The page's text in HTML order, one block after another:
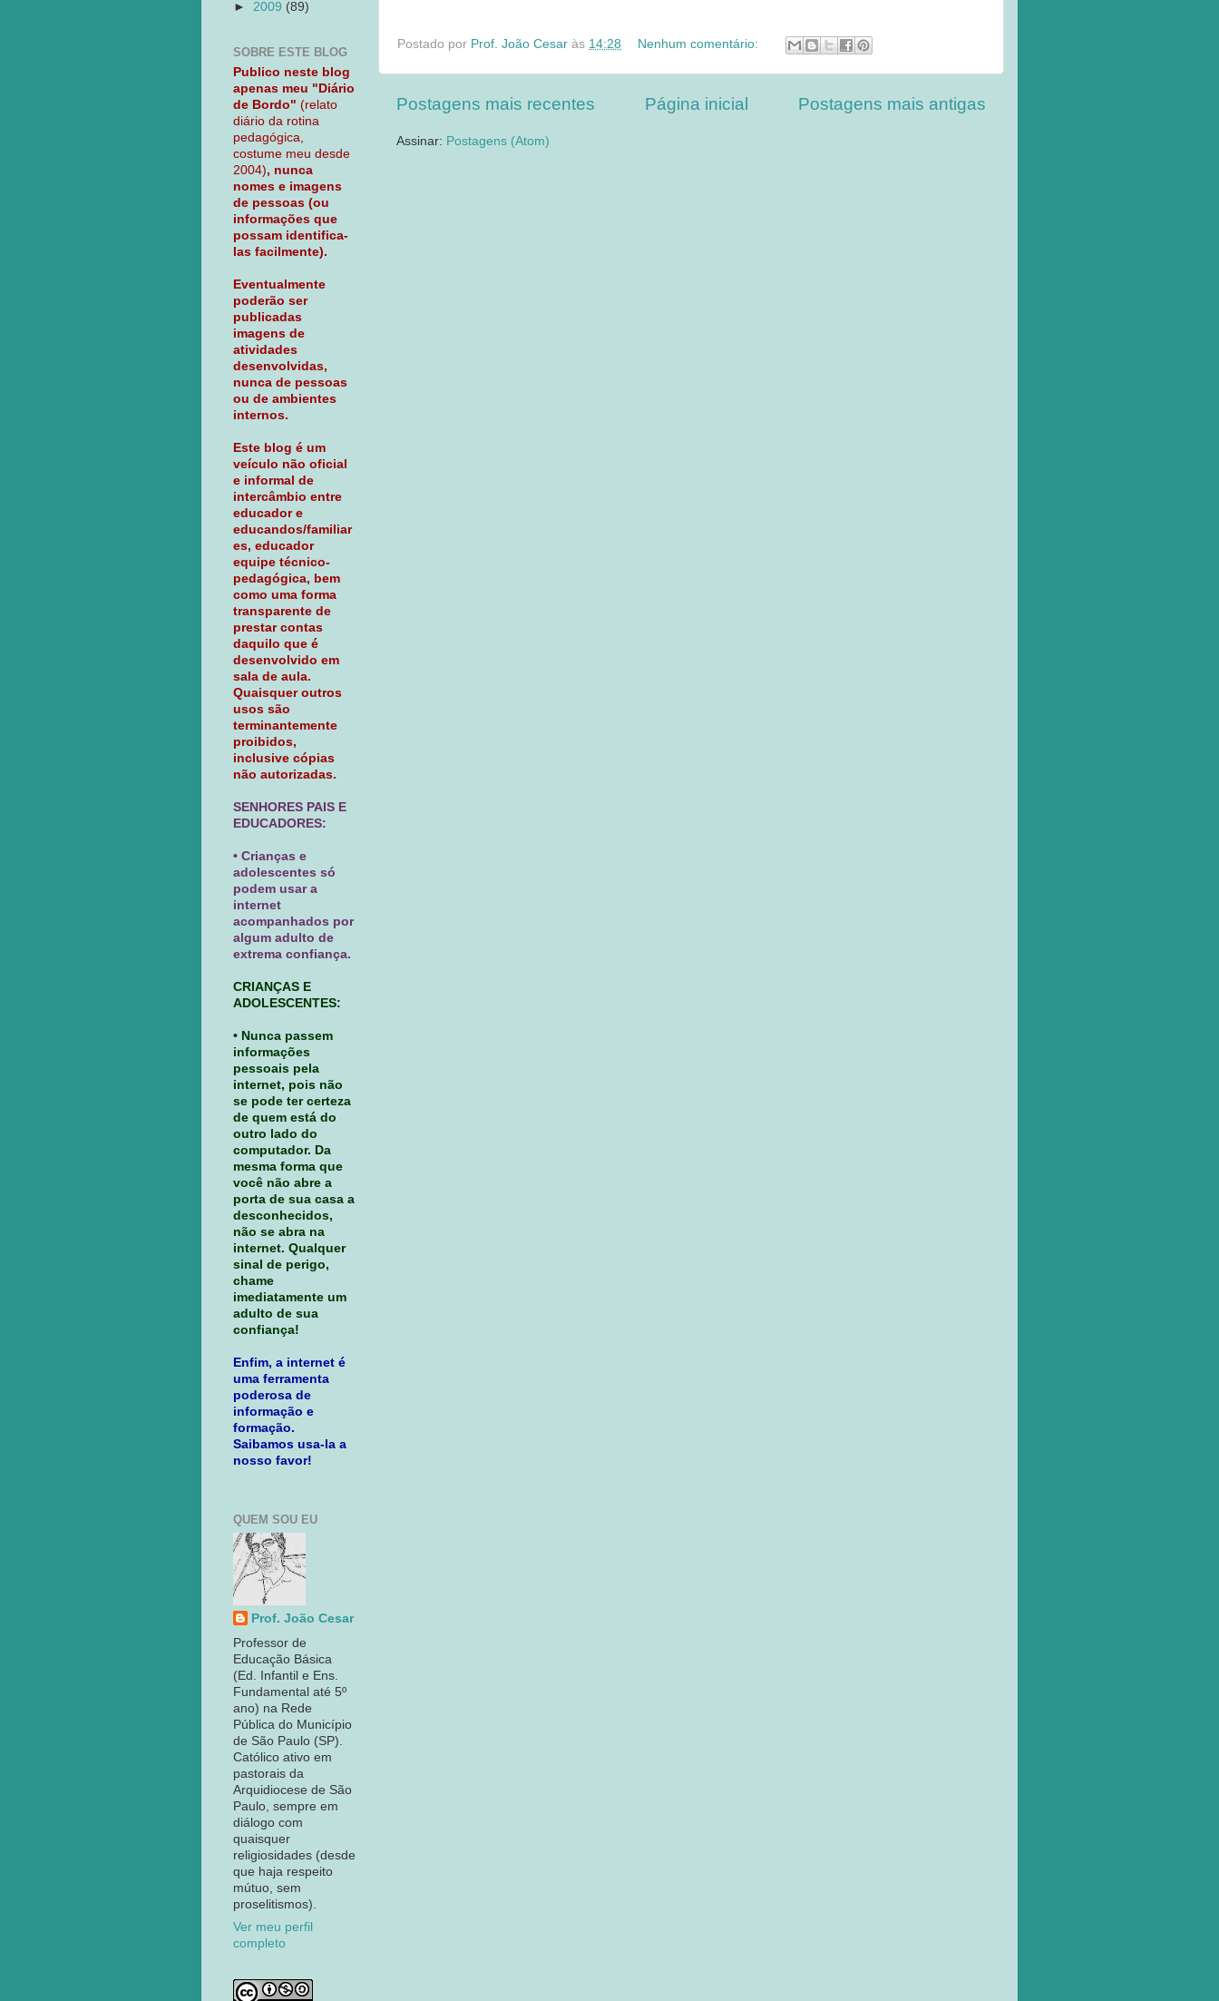
Postado por Prof. João Cesar às 14:28 Nenhum comentário:
Postagens mais recentes Postagens mais antigas
Página inicial
Assinar: Postagens (Atom)
► 2009 (89)
SOBRE ESTE BLOG
Publico neste blog
apenas meu "Diário
de Bordo" (relato
diário da rotina
pedagógica,
costume meu desde
2004), nunca
nomes e imagens
de pessoas (ou
informações que
possam identifica-
las facilmente).
Eventualmente
poderão ser
publicadas
imagens de
atividades
desenvolvidas,
nunca de pessoas
ou de ambientes
internos.
Este blog é um
veículo não oficial
e informal de
intercâmbio entre
educador e
educandos/familiar
es, educador
equipe técnico-
pedagógica, bem
como uma forma
transparente de
prestar contas
daquilo que é
desenvolvido em
sala de aula.
Quaisquer outros
usos são
terminantemente
proibidos,
inclusive cópias
não autorizadas.
SENHORES PAIS E
EDUCADORES:
• Crianças e
adolescentes só
podem usar a
internet
acompanhados por
algum adulto de
extrema confiança.
CRIANÇAS E
ADOLESCENTES:
• Nunca passem
informações
pessoais pela
internet, pois não
se pode ter certeza
de quem está do
outro lado do
computador. Da
mesma forma que
você não abre a
porta de sua casa a
desconhecidos,
não se abra na
internet. Qualquer
sinal de perigo,
chame
imediatamente um
adulto de sua
confiança!
Enfim, a internet é
uma ferramenta
poderosa de
informação e
formação.
Saibamos usa-la a
nosso favor!
QUEM SOU EU
Prof. João Cesar
Professor de
Educação Básica
(Ed. Infantil e Ens.
Fundamental até 5º
ano) na Rede
Pública do Município
de São Paulo (SP).
Católico ativo em
pastorais da
Arquidiocese de São
Paulo, sempre em
diálogo com
quaisquer
religiosidades (desde
que haja respeito
mútuo, sem
proselitismos).
Ver meu perfil
completo